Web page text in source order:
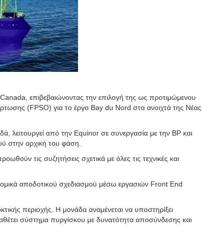
επιβεβαιώνοντας την επιλογή της ως προτιμώμενου
(FPSO) για το έργο Bay du Nord στα ανοιχτά της Νέας
από την Equinor σε συνεργασία με την BP και
στην αρχική του φάση.
τις συζητήσεις σχετικά με όλες τις τεχνικές και
αποδοτικού σχεδιασμού μέσω εργασιών Front End
περιοχής. Η μονάδα αναμένεται να υποστηρίξει
σύστημα πυργίσκου με δυνατότητα αποσύνδεσης και